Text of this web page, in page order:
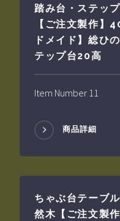
踏み台・ステッ
【ご注文製作】
ドメイド】総ひ
テップ台20高
Item Number 11
商品詳細
ちゃぶ台テーブ
然木【ご注文製